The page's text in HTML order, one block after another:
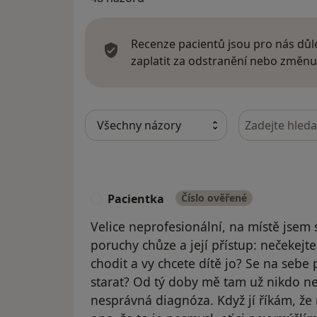
Recenze pacientů jsou pro nás
zaplatit za odstranění nebo
Hledejte v
Pacientka Číslo ověřené
Velice neprofesionální, na místě jsem
poruchy chůze a její přístup:
chodit a vy chcete dítě jo? Se na
starat? Od tý doby mě tam už nikdo
nesprávná diagnóza. Když jí říkám,